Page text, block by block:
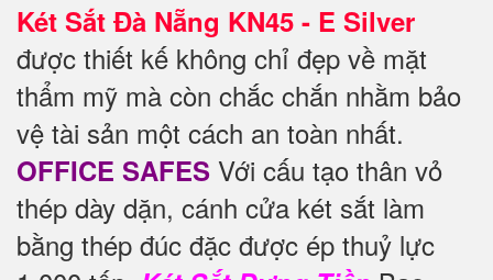
Két Sắt Đà Nẵng KN45 - E Silver
được thiết kế không chỉ đẹp về mặt
thẩm mỹ mà còn chắc chắn nhằm bảo
vệ tài sản một cách an toàn nhất.
OFFICE SAFES Với cấu tạo thân vỏ
thép dày dặn, cánh cửa két sắt làm
bằng thép đúc đặc được ép thuỷ lực